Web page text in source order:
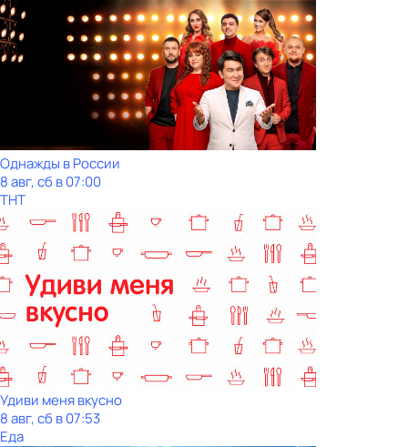
Однажды в России
8 авг, сб в 07:00
ТНТ
Удиви меня вкусно
8 авг, сб в 07:53
Еда